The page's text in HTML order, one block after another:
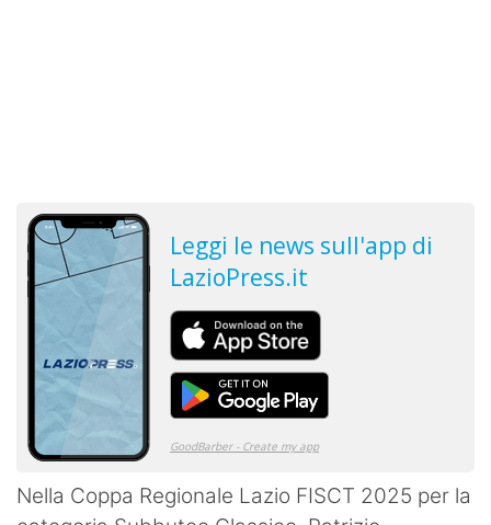
Nella Coppa Regionale Lazio FISCT 2025 per la